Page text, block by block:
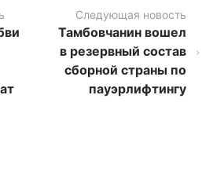
Следующая новость
Тамбовчанин вошел
в резервный состав
сборной страны по
пауэрлифтингу